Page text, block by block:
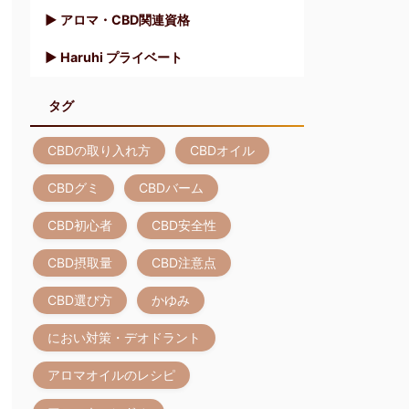
▶︎ アロマ・CBD関連資格
▶︎ Haruhi プライベート
タグ
CBDの取り入れ方 CBDオイル
CBDグミ CBDバーム
CBD初心者 CBD安全性
CBD摂取量 CBD注意点
CBD選び方 かゆみ
におい対策・デオドラント
アロマオイルのレシピ